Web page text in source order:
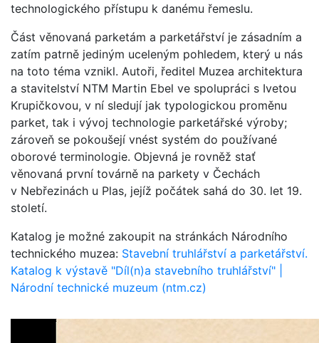
technologického přístupu k danému řemeslu.
Část věnovaná parketám a parketářství je zásadním a
zatím patrně jediným uceleným pohledem, který u nás
na toto téma vznikl. Autoři, ředitel Muzea architektura
a stavitelství NTM Martin Ebel ve spolupráci s Ivetou
Krupičkovou, v ní sledují jak typologickou proměnu
parket, tak i vývoj technologie parketářské výroby;
zároveň se pokoušejí vnést systém do používané
oborové terminologie. Objevná je rovněž stať
věnovaná první továrně na parkety v Čechách
v Nebřezinách u Plas, jejíž počátek sahá do 30. let 19.
století.
Katalog je možné zakoupit na stránkách Národního
technického muzea: Stavební truhlářství a parketářství.
Katalog k výstavě "Díl(n)a stavebního truhlářství" |
Národní technické muzeum (ntm.cz)